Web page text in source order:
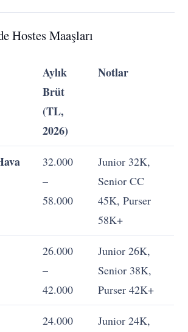
Hostes Maaşları
Aylık
Brüt
(TL,
2026)
Notlar
32.000
–
58.000
Junior 32K,
Senior CC
45K, Purser
58K+
26.000
–
42.000
Junior 26K,
Senior 38K,
Purser 42K+
24.000
Junior 24K,